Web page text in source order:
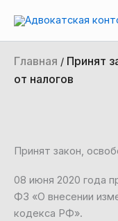
содержимому
Главная / Принят
от налогов
Принят закон,
08 июня 2020 года
ФЗ «О внесении
кодекса РФ».